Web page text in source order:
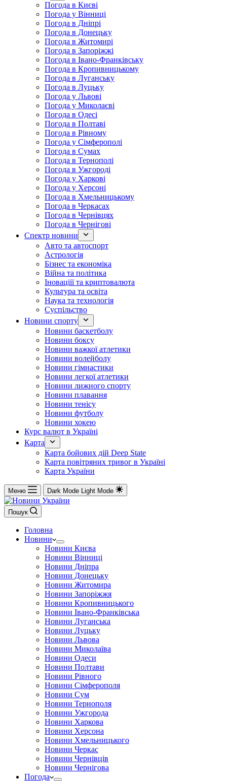
Погода в Києві
Погода у Вінниці
Погода в Дніпрі
Погода в Донецьку
Погода в Житомирі
Погода в Запоріжжі
Погода в Івано-Франківську
Погода в Кропивницькому
Погода в Луганську
Погода в Луцьку
Погода у Львові
Погода у Миколаєві
Погода в Одесі
Погода в Полтаві
Погода в Рівному
Погода у Сімферополі
Погода в Сумах
Погода в Тернополі
Погода в Ужгороді
Погода у Харкові
Погода у Херсоні
Погода в Хмельницькому
Погода в Черкасах
Погода в Чернівцях
Погода в Чернігові
Спектр новини
Авто та автоспорт
Астрологія
Бізнес та економіка
Війна та політика
Іноваціії та криптовалюта
Культура та освіта
Наука та технологія
Суспільство
Новини спорту
Новини баскетболу
Новини боксу
Новини важкої атлетики
Новини волейболу
Новини гімнастики
Новини легкої атлетики
Новини лижного спорту
Новини плавання
Новини тенісу
Новини футболу
Новини хокею
Курс валют в Україні
Карта
Карта бойових дій Deep State
Карта повітряних тривог в Україні
Карта України
Меню Dark Mode Light Mode
Пошук
Головна
Новини
Новини Києва
Новини Вінниці
Новини Дніпра
Новини Донецьку
Новини Житомира
Новини Запоріжжя
Новини Кропивницького
Новини Івано-Франківська
Новини Луганська
Новини Луцьку
Новини Львова
Новини Миколаїва
Новини Одеси
Новини Полтави
Новини Рівного
Новини Сімферополя
Новини Сум
Новини Тернополя
Новини Ужгорода
Новини Харкова
Новини Херсона
Новини Хмельницького
Новини Черкас
Новини Чернівців
Новини Чернігова
Погода